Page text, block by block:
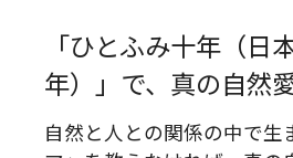
「ひとふみ十年（日
年）」で、真の自然
自然と人との関係の中で生